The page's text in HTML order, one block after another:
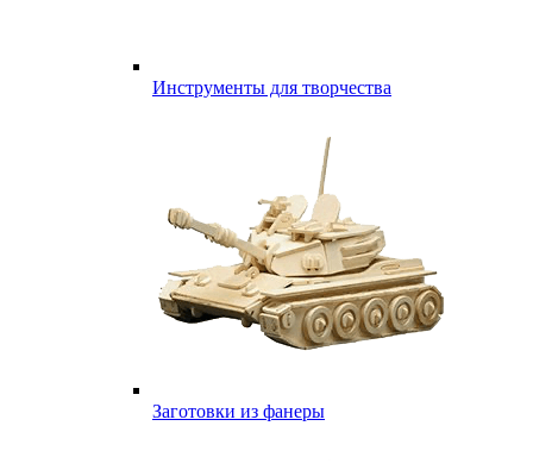
Инструменты для творчества
Заготовки из фанеры